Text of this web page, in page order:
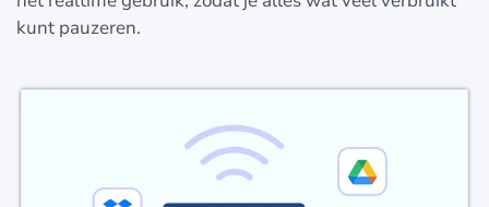
kunt pauzeren.